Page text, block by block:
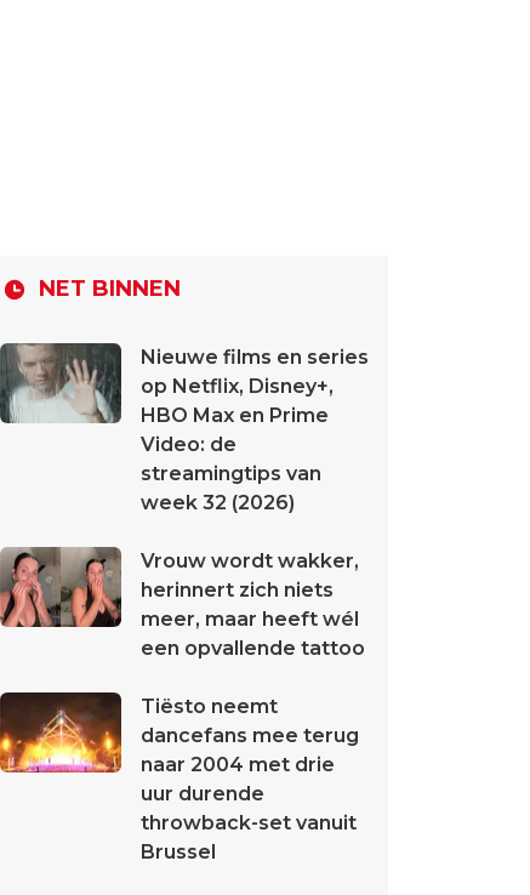
NET BINNEN
Nieuwe films en series
op Netflix, Disney+,
HBO Max en Prime
Video: de
streamingtips van
week 32 (2026)
Vrouw wordt wakker,
herinnert zich niets
meer, maar heeft wél
een opvallende tattoo
Tiësto neemt
dancefans mee terug
naar 2004 met drie
uur durende
throwback-set vanuit
Brussel